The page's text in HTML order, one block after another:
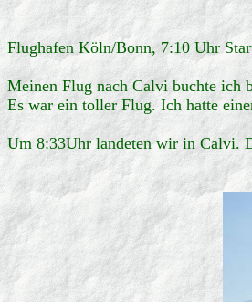
Flughafen Köln/Bonn, 7:10 Uhr
Meinen Flug nach Calvi buchte ich
Es war ein toller Flug. Ich hatte
Um 8:33Uhr landeten wir in Calvi.